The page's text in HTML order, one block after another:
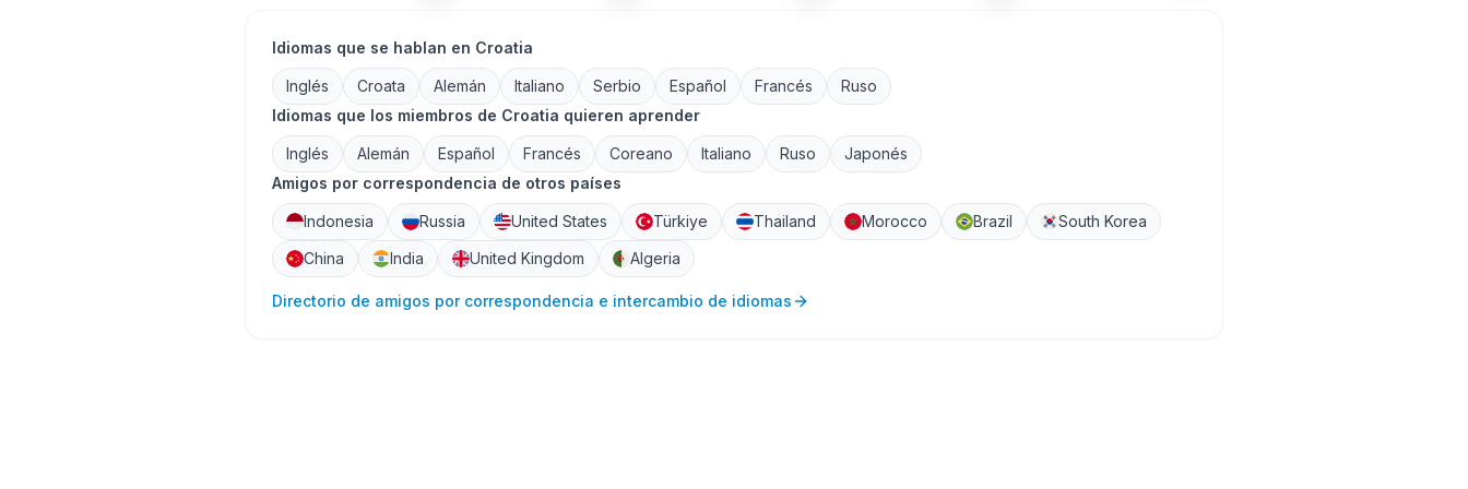
Idiomas que se hablan en Croatia
Inglés Croata Alemán Italiano Serbio Español Francés
Ruso
Idiomas que los miembros de Croatia quieren aprender
Inglés Alemán Español Francés Coreano Italiano Ruso
Japonés
Amigos por correspondencia de otros países
Indonesia Russia United States Türkiye Thailand Morocco Brazil
South Korea
China
India United Kingdom Algeria
Directorio de amigos por correspondencia e intercambio de idiomas